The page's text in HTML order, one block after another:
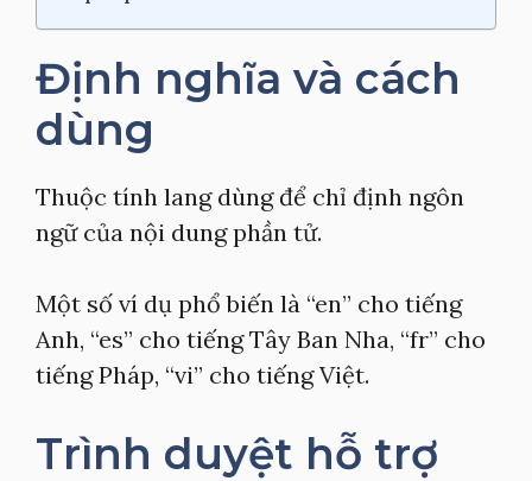
Định nghĩa và cách
dùng
Thuộc tính lang dùng để chỉ định ngôn
ngữ của nội dung phần tử.
Một số ví dụ phổ biến là “en” cho tiếng
Anh, “es” cho tiếng Tây Ban Nha, “fr” cho
tiếng Pháp, “vi” cho tiếng Việt.
Trình duyệt hỗ trợ